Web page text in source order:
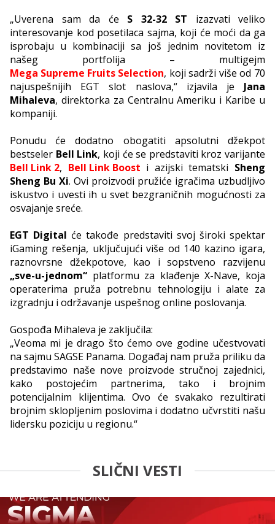
„Uverena sam da će S 32-32 ST izazvati veliko
interesovanje kod posetilaca sajma, koji će moći da ga
isprobaju u kombinaciji sa još jednim novitetom iz
našeg portfolija – multigejm
Mega Supreme Fruits Selection, koji sadrži više od 70
najuspešnijih EGT slot naslova,“ izjavila je Jana
Mihaleva, direktorka za Centralnu Ameriku i Karibe u
kompaniji.
Ponudu će dodatno obogatiti apsolutni džekpot
bestseler Bell Link, koji će se predstaviti kroz varijante
Bell Link 2, Bell Link Boost i azijski tematski Sheng
Sheng Bu Xi. Ovi proizvodi pružiće igračima uzbudljivo
iskustvo i uvesti ih u svet bezgraničnih mogućnosti za
osvajanje sreće.
EGT Digital će takođe predstaviti svoj široki spektar
iGaming rešenja, uključujući više od 140 kazino igara,
raznovrsne džekpotove, kao i sopstveno razvijenu
„sve-u-jednom“ platformu za klađenje X-Nave, koja
operaterima pruža potrebnu tehnologiju i alate za
izgradnju i održavanje uspešnog online poslovanja.
Gospođa Mihaleva je zaključila:
„Veoma mi je drago što ćemo ove godine učestvovati
na sajmu SAGSE Panama. Događaj nam pruža priliku da
predstavimo naše nove proizvode stručnoj zajednici,
kako postojećim partnerima, tako i brojnim
potencijalnim klijentima. Ovo će svakako rezultirati
brojnim sklopljenim poslovima i dodatno učvrstiti našu
lidersku poziciju u regionu.“
SLIČNI VESTI